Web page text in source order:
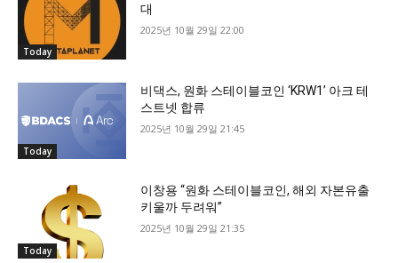
Today
대
2025년 10월 29일 22:00
Today
비댁스, 원화 스테이블코인 ‘KRW1’ 아크 테
스트넷 합류
2025년 10월 29일 21:45
Today
이창용 “원화 스테이블코인, 해외 자본유출
키울까 두려워”
2025년 10월 29일 21:35